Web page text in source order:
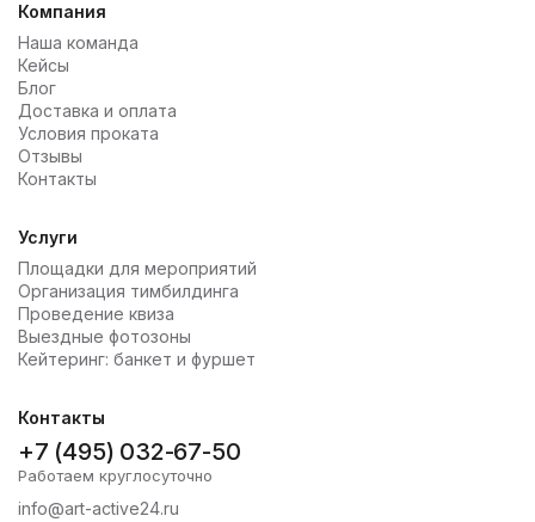
Компания
Наша команда
Кейсы
Блог
Доставка и оплата
Условия проката
Отзывы
Контакты
Услуги
Площадки для мероприятий
Организация тимбилдинга
Проведение квиза
Выездные фотозоны
Кейтеринг: банкет и фуршет
Контакты
+7 (495) 032-67-50
Работаем круглосуточно
info@art-active24.ru